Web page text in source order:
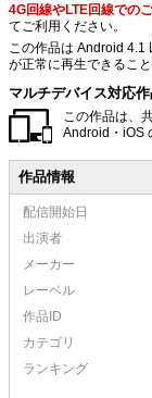
4G回線やLTE回線での
てご利用ください。
この作品は Android
が正常に再生できるこ
マルチデバイス対応
この作品は、
Android・iOS
作品情報
配信開始日
出演者
メーカー
レーベル
作品ID
カテゴリ
ランキング